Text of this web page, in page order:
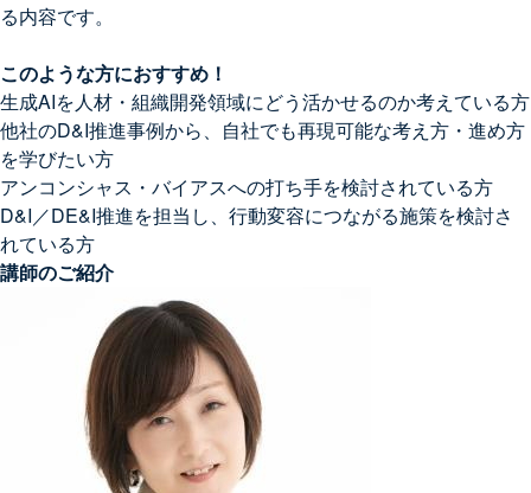
る内容です。
このような方におすすめ！
生成AIを人材・組織開発領域にどう活かせるのか考えている方
他社のD&I推進事例から、自社でも再現可能な考え方・進め方
を学びたい方
アンコンシャス・バイアスへの打ち手を検討されている方
D&I／DE&I推進を担当し、行動変容につながる施策を検討さ
れている方
講師のご紹介